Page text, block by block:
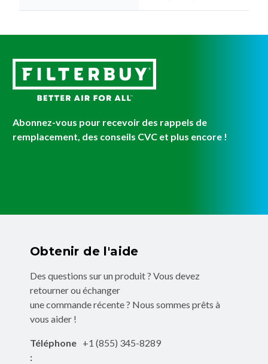
Abonnez-vous pour recevoir des rappels de
remplacement, des conseils CVC et plus encore !
Obtenir de l'aide
Des questions sur un produit ? Vous devez
retourner ou échanger
une commande récente ? Nous sommes prêts à
vous aider !
Téléphone
:
+1 (855) 345-8289